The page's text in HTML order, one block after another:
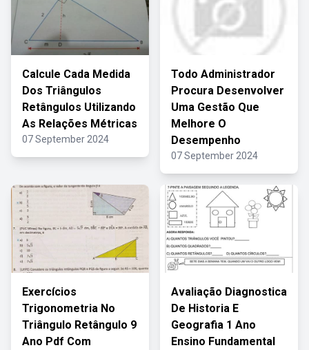
Calcule Cada Medida
Dos Triângulos
Retângulos Utilizando
As Relações Métricas
07 September 2024
Todo Administrador
Procura Desenvolver
Uma Gestão Que
Melhore O
Desempenho
07 September 2024
Exercícios
Trigonometria No
Triângulo Retângulo 9
Ano Pdf Com
Avaliação Diagnostica
De Historia E
Geografia 1 Ano
Ensino Fundamental